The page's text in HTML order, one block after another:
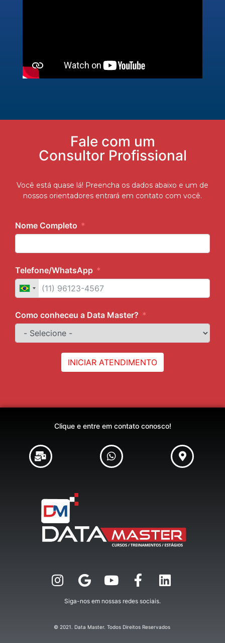
Fale com um
Consultor Profissional
Você está quase lá! Preencha os dados abaixo e um de
nossos orientadores entrará em contato com você.
Nome Completo
Telefone/WhatsApp
Como conheceu a Data Master?
INICIAR ATENDIMENTO
Clique e entre em contato conosco!
Siga-nos em nossas redes sociais.
© 2021. Data Master. Todos Direitos Reservados